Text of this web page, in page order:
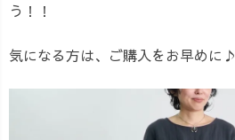
う！！
気になる方は、ご購入をお早めに♪